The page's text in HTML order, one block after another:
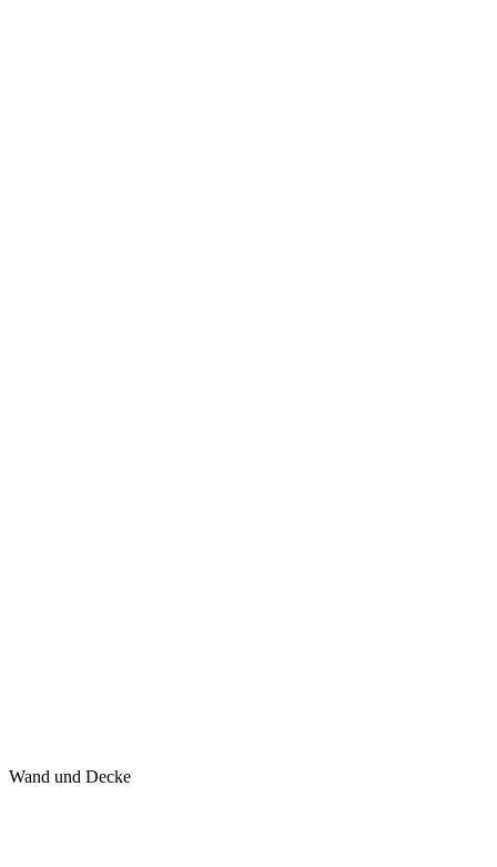
Wand und Decke